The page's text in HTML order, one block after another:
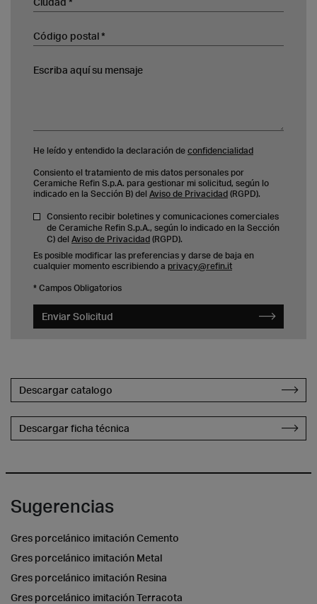
Código postal
Escriba aquí su mensaje
He leído y entendido la declaración de confidencialidad
Consiento el tratamiento de mis datos personales por
Ceramiche Refin S.p.A. para gestionar mi solicitud, según lo
indicado en la Sección B) del Aviso de Privacidad (RGPD).
Consiento recibir boletines y comunicaciones comerciales
de Ceramiche Refin S.p.A., según lo indicado en la Sección
C) del Aviso de Privacidad (RGPD).
Es posible modificar las preferencias y darse de baja en
cualquier momento escribiendo a privacy@refin.it
* Campos Obligatorios
Enviar Solicitud
Descargar catalogo
Descargar ficha técnica
Sugerencias
Gres porcelánico imitación Cemento
Gres porcelánico imitación Metal
Gres porcelánico imitación Resina
Gres porcelánico imitación Terracota